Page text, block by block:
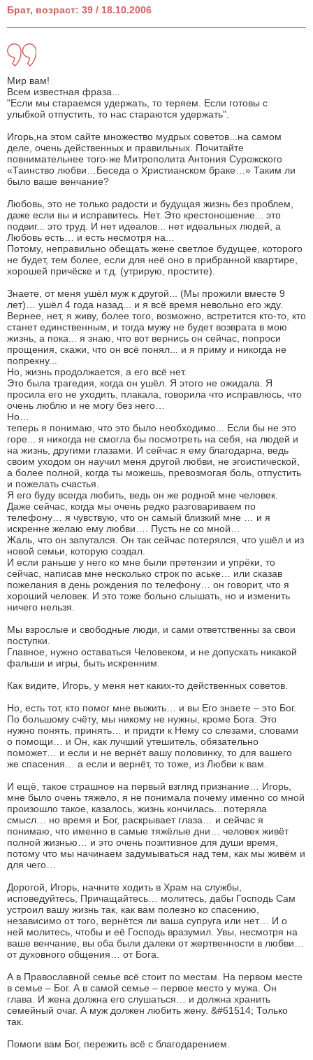
Брат, возраст: 39 / 18.10.2006
Мир вам!
Всем известная фраза...
"Если мы стараемся удержать, то теряем. Если готовы с
улыбкой отпустить, то нас стараются удержать".
Игорь,на этом сайте множество мудрых советов...на самом
деле, очень действенных и правильных. Почитайте
повнимательнее того-же Митрополита Антония Сурожского
«Таинство любви…Беседа о Христианском браке…» Таким ли
было ваше венчание?
Любовь, это не только радости и будущая жизнь без проблем,
даже если вы и исправитесь. Нет. Это крестоношение... это
подвиг... это труд. И нет идеалов... нет идеальных людей, а
Любовь есть… и есть несмотря на...
Потому, неправильно обещать жене светлое будущее, которого
не будет, тем более, если для неё оно в прибранной квартире,
хорошей причёске и т.д. (утрирую, простите).
Знаете, от меня ушёл муж к другой... (Мы прожили вместе 9
лет)… ушёл 4 года назад... и я всё время невольно его жду.
Вернее, нет, я живу, более того, возможно, встретится кто-то, кто
станет единственным, и тогда мужу не будет возврата в мою
жизнь, а пока... я знаю, что вот вернись он сейчас, попроси
прощения, скажи, что он всё понял... и я приму и никогда не
попрекну...
Но, жизнь продолжается, а его всё нет.
Это была трагедия, когда он ушёл. Я этого не ожидала. Я
просила его не уходить, плакала, говорила что исправлюсь, что
очень люблю и не могу без него…
Но…
теперь я понимаю, что это было необходимо... Если бы не это
горе... я никогда не смогла бы посмотреть на себя, на людей и
на жизнь, другими глазами. И сейчас я ему благодарна, ведь
своим уходом он научил меня другой любви, не эгоистической,
а более полной, когда ты можешь, превозмогая боль, отпустить
и пожелать счастья.
Я его буду всегда любить, ведь он же родной мне человек.
Даже сейчас, когда мы очень редко разговариваем по
телефону… я чувствую, что он самый близкий мне … и я
искренне желаю ему любви…. Пусть не со мной…
Жаль, что он запутался. Он так сейчас потерялся, что ушёл и из
новой семьи, которую создал.
И если раньше у него ко мне были претензии и упрёки, то
сейчас, написав мне несколько строк по аське… или сказав
пожелания в день рождения по телефону… он говорит, что я
хороший человек. И это тоже больно слышать, но и изменить
ничего нельзя.
Мы взрослые и свободные люди, и сами ответственны за свои
поступки.
Главное, нужно оставаться Человеком, и не допускать никакой
фальши и игры, быть искренним.
Как видите, Игорь, у меня нет каких-то действенных советов.
Но, есть тот, кто помог мне выжить… и вы Его знаете – это Бог.
По большому счёту, мы никому не нужны, кроме Бога. Это
нужно понять, принять… и придти к Нему со слезами, словами
о помощи… и Он, как лучший утешитель, обязательно
поможет… и если и не вернёт вашу половинку, то для вашего
же спасения… а если и вернёт, то тоже, из Любви к вам.
И ещё, такое страшное на первый взгляд признание… Игорь,
мне было очень тяжело, я не понимала почему именно со мной
произошло такое, казалось, жизнь кончилась…потеряла
смысл… но время и Бог, раскрывает глаза… и сейчас я
понимаю, что именно в самые тяжёлые дни… человек живёт
полной жизнью… и это очень позитивное для души время,
потому что мы начинаем задумываться над тем, как мы живём и
для чего…
Дорогой, Игорь, начните ходить в Храм на службы,
исповедуйтесь, Причащайтесь… молитесь, дабы Господь Сам
устроил вашу жизнь так, как вам полезно ко спасению,
независимо от того, вернётся ли ваша супруга или нет… И о
ней молитесь, чтобы и её Господь вразумил. Увы, несмотря на
ваше венчание, вы оба были далеки от жертвенности в любви…
от духовного общения… от Бога.
А в Православной семье всё стоит по местам. На первом месте
в семье – Бог. А в самой семье – первое место у мужа. Он
глава. И жена должна его слушаться… и должна хранить
семейный очаг. А муж должен любить жену. &#61514; Только
так.
Помоги вам Бог, пережить всё с благодарением.